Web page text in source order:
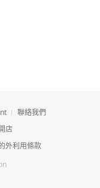
聯絡我們
店
外利用條款